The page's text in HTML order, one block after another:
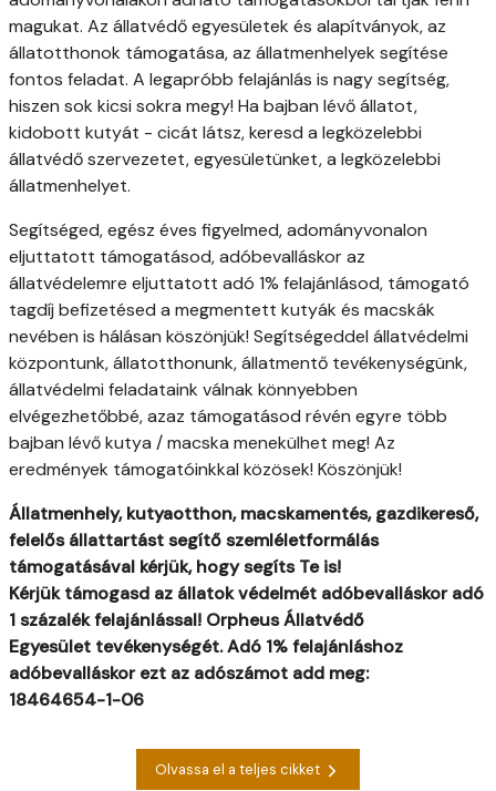
magukat. Az állatvédő egyesületek és alapítványok, az
állatotthonok támogatása, az állatmenhelyek segítése
fontos feladat. A legapróbb felajánlás is nagy segítség,
hiszen sok kicsi sokra megy! Ha bajban lévő állatot,
kidobott kutyát - cicát látsz, keresd a legközelebbi
állatvédő szervezetet, egyesületünket, a legközelebbi
állatmenhelyet.
Segítséged, egész éves figyelmed, adományvonalon
eljuttatott támogatásod, adóbevalláskor az
állatvédelemre eljuttatott adó 1% felajánlásod, támogató
tagdíj befizetésed a megmentett kutyák és macskák
nevében is hálásan köszönjük! Segítségeddel állatvédelmi
központunk, állatotthonunk, állatmentő tevékenységünk,
állatvédelmi feladataink válnak könnyebben
elvégezhetőbbé, azaz támogatásod révén egyre több
bajban lévő kutya / macska menekülhet meg! Az
eredmények támogatóinkkal közösek! Köszönjük!
Állatmenhely, kutyaotthon, macskamentés, gazdikereső,
felelős állattartást segítő szemléletformálás
támogatásával kérjük, hogy segíts Te is!
Kérjük támogasd az állatok védelmét adóbevalláskor adó
1 százalékfelajánlással! Orpheus Állatvédő
Egyesület tevékenységét.Adó 1% felajánláshoz
adóbevalláskor ezt az adószámot add meg:
18464654-1-06
Olvassa el a teljes cikket